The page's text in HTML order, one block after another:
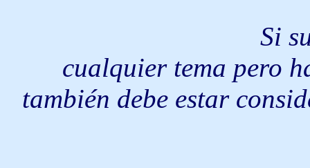
Si
cualquier tema pero
también debe estar